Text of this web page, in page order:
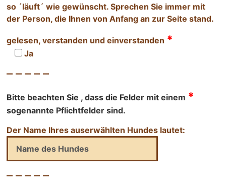
so ´läuft´ wie gewünscht. Sprechen Sie immer mit
der Person, die Ihnen von Anfang an zur Seite stand.
gelesen, verstanden und einverstanden *
Ja
– – – – –
Bitte beachten Sie , dass die Felder mit einem *
sogenannte Pflichtfelder sind.
Der Name Ihres auserwählten Hundes lautet:
– – – – –